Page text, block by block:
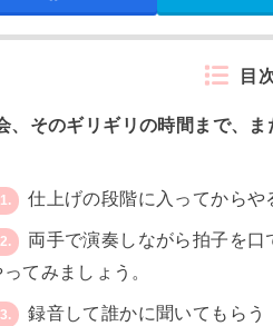
目
、そのギリギリの時間まで、
仕上げの段階に入ってからや
両手で演奏しながら拍子を口
ってみましょう。
録音して誰かに聞いてもら